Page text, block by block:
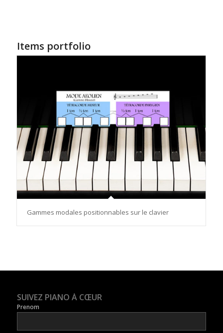
Items portfolio
Gammes modales positionnables sur le clavier
SUIVEZ PIANO À CŒUR
Prenom